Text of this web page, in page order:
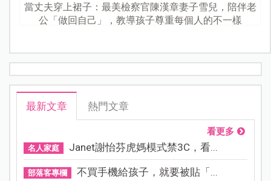
當丈夫穿上裙子：最美檢察官陳漢章妻子雪兒，陪伴老
公「做回自己」，教導孩子尊重每個人的不一樣
最新文章 熱門文章
看更多
名人家庭 Janet謝怡芬虎媽模式禁3C，看...
部落客專欄 不買手機給孩子，就要被貼「...